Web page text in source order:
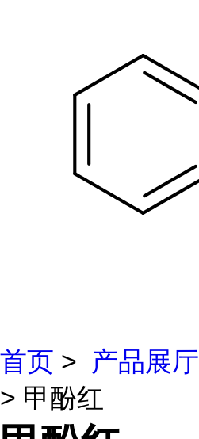
首页 > 产品展厅
> 甲酚红